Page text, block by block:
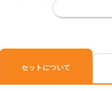
はい、可能です。
内祝いセットには無料でメ
Q. 送料はいくらかか
内祝いセットは全商品、全
セットについて